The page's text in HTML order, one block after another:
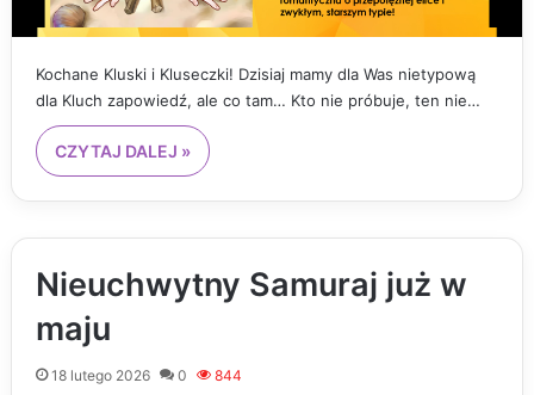
Kochane Kluski i Kluseczki! Dzisiaj mamy dla Was nietypową
dla Kluch zapowiedź, ale co tam… Kto nie próbuje, ten nie…
CZYTAJ DALEJ »
Nieuchwytny Samuraj już w
maju
18 lutego 2026 0 844